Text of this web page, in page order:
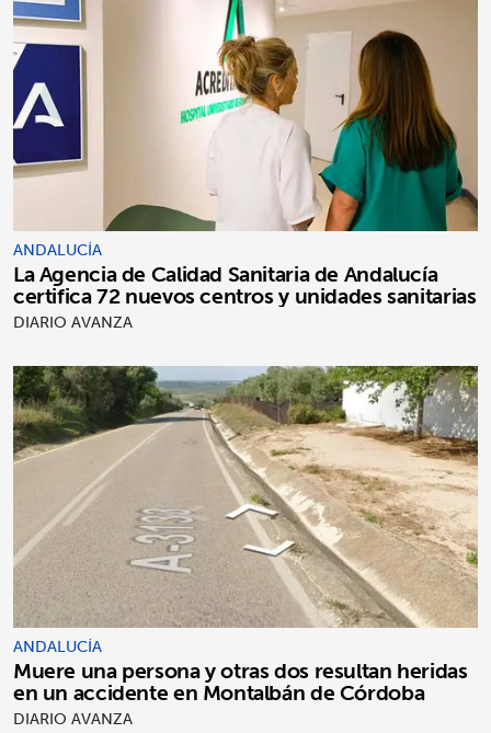
ANDALUCÍA
La Agencia de Calidad Sanitaria de Andalucía
certifica 72 nuevos centros y unidades sanitarias
DIARIO AVANZA
ANDALUCÍA
Muere una persona y otras dos resultan heridas
en un accidente en Montalbán de Córdoba
DIARIO AVANZA